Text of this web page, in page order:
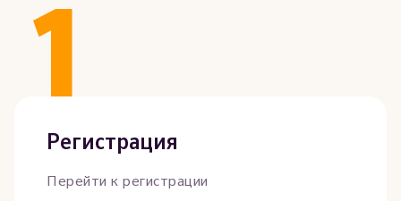
1
Регистрация
Перейти к регистрации